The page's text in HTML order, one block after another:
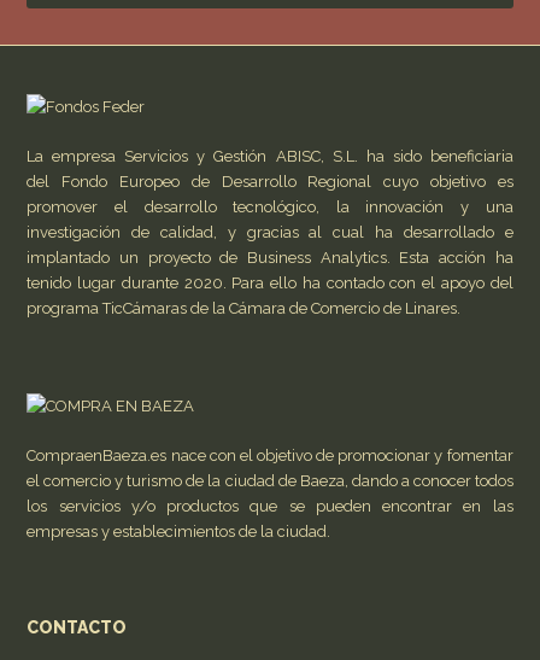
La empresa Servicios y Gestión ABISC, S.L. ha sido beneficiaria
del Fondo Europeo de Desarrollo Regional cuyo objetivo es
promover el desarrollo tecnológico, la innovación y una
investigación de calidad, y gracias al cual ha desarrollado e
implantado un proyecto de Business Analytics. Esta acción ha
tenido lugar durante 2020. Para ello ha contado con el apoyo del
programa TicCámaras de la Cámara de Comercio de Linares.
CompraenBaeza.es nace con el objetivo de promocionar y fomentar
el comercio y turismo de la ciudad de Baeza, dando a conocer todos
los servicios y/o productos que se pueden encontrar en las
empresas y establecimientos de la ciudad.
CONTACTO